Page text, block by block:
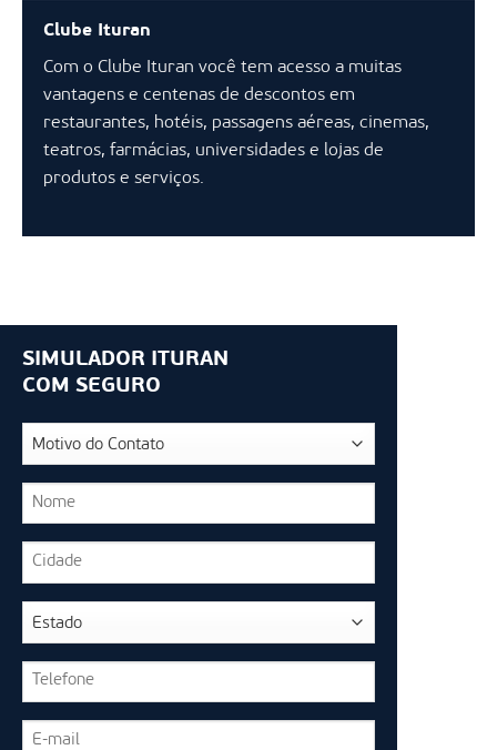
Clube Ituran
Com o Clube Ituran você tem acesso a muitas
vantagens e centenas de descontos em
restaurantes, hotéis, passagens aéreas, cinemas,
teatros, farmácias, universidades e lojas de
produtos e serviços.
SIMULADOR ITURAN
COM SEGURO